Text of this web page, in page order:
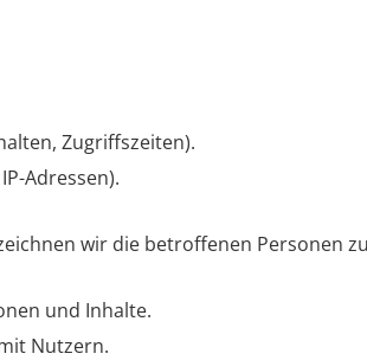
Zugriffszeiten).
Adressen).
wir die betroffenen Personen
und Inhalte.
Nutzern.